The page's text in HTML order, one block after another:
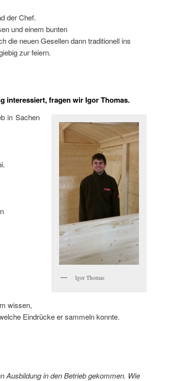
der Chef.
und einem bunten
die neuen Gesellen dann traditionell ins
zur feiern.
interessiert, fragen wir Igor Thomas.
Igor Thomas
in Sachen
wissen,
Eindrücke er sammeln konnte.
Ausbildung in den Betrieb gekommen. Wie